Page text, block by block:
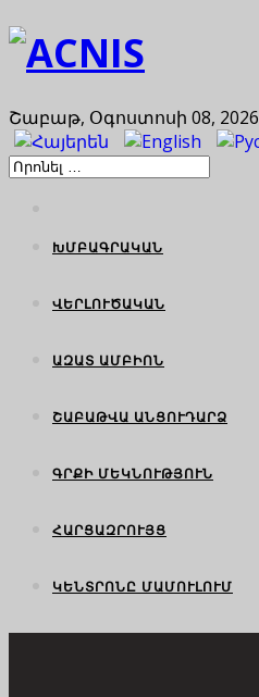
Շաբաթ, Օգոստոսի 08, 2026
ԽՄԲԱԳՐԱԿԱՆ
ՎԵՐԼՈՒԾԱԿԱՆ
ԱԶԱՏ ԱՄԲԻՈՆ
ՇԱԲԱԹՎԱ ԱՆՑՈՒԴԱՐՁ
ԳՐՔԻ ՄԵԿՆՈՒԹՅՈՒՆ
ՀԱՐՑԱԶՐՈՒՅՑ
ԿԵՆՏՐՈՆԸ ՄԱՄՈՒԼՈՒՄ